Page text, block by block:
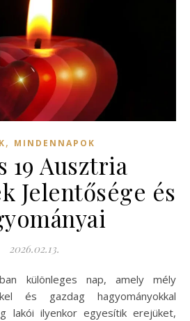
, MINDENNAPOK
19 Ausztria
Jelentősége és
2026.02.13.
és gazdag hagyományokkal
lakói ilyenkor egyesítik erejüket,